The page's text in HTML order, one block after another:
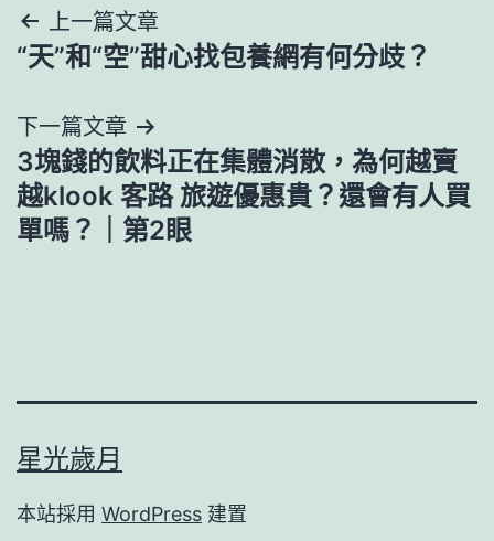
文
章
導
覽
上一篇文章
“天”和“空”甜心找包養網有何分歧？
下一篇文章
3塊錢的飲料正在集體消散，為何越賣
越klook 客路 旅遊優惠貴？還會有人買
單嗎？｜第2眼
星光歲月
本站採用 WordPress 建置